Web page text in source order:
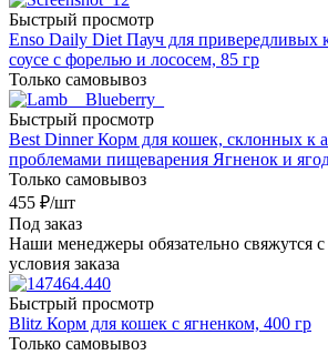
Быстрый просмотр
Enso Daily Diet Пауч для привередливых
соусе с форелью и лососем, 85 гр
Только самовывоз
Быстрый просмотр
Best Dinner Корм для кошек, склонных к
проблемами пищеварения Ягненок и
Только самовывоз
455 ₽/шт
Под заказ
Наши менеджеры обязательно свяжутся
условия заказа
Быстрый просмотр
Blitz Корм для кошек с ягненком, 400 гр
Только самовывоз